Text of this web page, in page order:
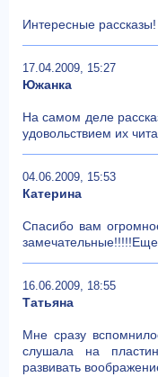
Интересные
17.04.2009, 15:27
Южанка
На самом деле
удовольствием их
04.06.2009, 15:53
Катерина
Спасибо вам
16.06.2009, 18:55
Татьяна
Мне сразу
слушала на
развивать